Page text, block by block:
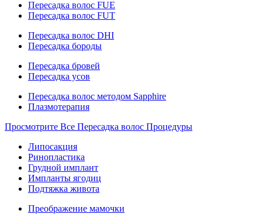
Пересадка волос FUE
Пересадка волос FUT
Пересадка волос DHI
Пересадка бороды
Пересадка бровей
Пересадка усов
Пересадка волос методом Sapphire
Плазмотерапия
Просмотрите Все Пересадка волос Процедуры
Липосакция
Ринопластика
Грудной имплант
Импланты ягодиц
Подтяжка живота
Преображение мамочки